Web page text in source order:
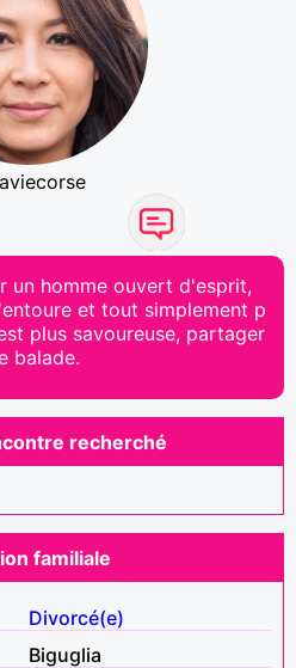
un homme ouvert d'esprit,
et tout simplement p
plus savoureuse, partager
balade.
recherché
familiale
Divorcé(e)
Biguglia